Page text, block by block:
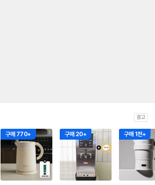
광고
구매 770+ 구매 20+ 구매 1천+